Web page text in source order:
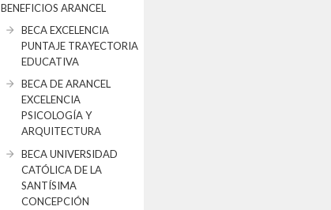
BENEFICIOS ARANCEL
BECA EXCELENCIA
PUNTAJE TRAYECTORIA
EDUCATIVA
BECA DE ARANCEL
EXCELENCIA
PSICOLOGÍA Y
ARQUITECTURA
BECA UNIVERSIDAD
CATÓLICA DE LA
SANTÍSIMA
CONCEPCIÓN